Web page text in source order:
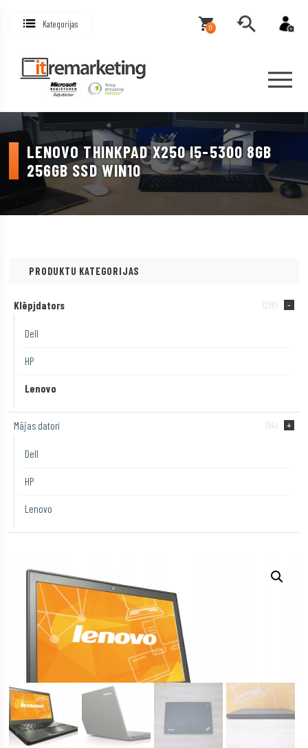
Kategorijas 0
LENOVO THINKPAD X250 I5-5300 8GB
256GB SSD WIN10
PRODUKTU KATEGORIJAS
Klēpjdators (218)
Dell
HP
Lenovo
Mājas datori (94)
Dell
HP
Lenovo